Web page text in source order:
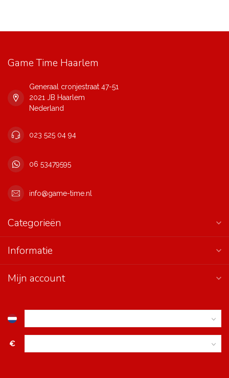
Game Time Haarlem
Generaal cronjestraat 47-51
2021 JB Haarlem
Nederland
023 525 04 94
06 53479595
info@game-time.nl
Categorieën
Informatie
Mijn account
€